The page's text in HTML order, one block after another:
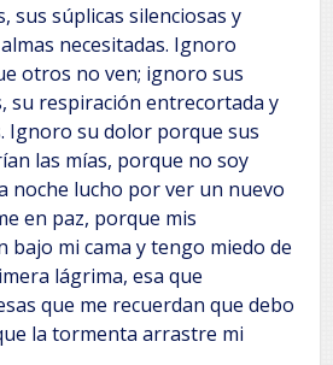
sus súplicas silenciosas y
necesitadas. Ignoro
otros no ven; ignoro sus
su respiración entrecortada y
Ignoro su dolor porque sus
las mías, porque no soy
noche lucho por ver un nuevo
en paz, porque mis
bajo mi cama y tengo miedo de
lágrima, esa que
que me recuerdan que debo
la tormenta arrastre mi